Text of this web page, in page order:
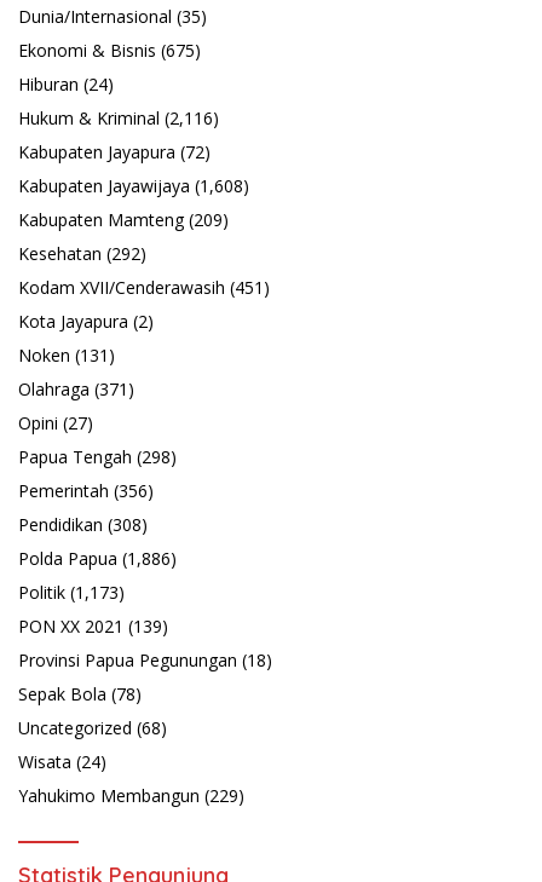
Dunia/Internasional (35)
Ekonomi & Bisnis (675)
Hiburan (24)
Hukum & Kriminal (2,116)
Kabupaten Jayapura (72)
Kabupaten Jayawijaya (1,608)
Kabupaten Mamteng(209)
Kesehatan (292)
Kodam XVII/Cenderawasih (451)
Kota Jayapura (2)
Noken (131)
Olahraga (371)
Opini (27)
Papua Tengah (298)
Pemerintah (356)
Pendidikan (308)
Polda Papua (1,886)
Politik (1,173)
PON XX 2021 (139)
Provinsi Papua Pegunungan (18)
Sepak Bola (78)
Uncategorized (68)
Wisata (24)
Yahukimo Membangun (229)
Statistik Pengunjung